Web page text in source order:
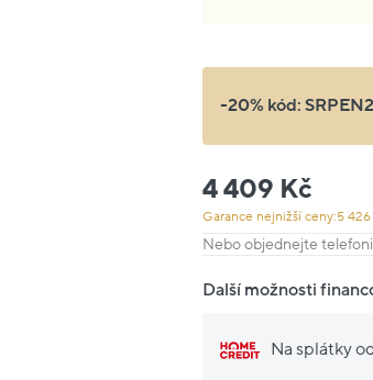
-20% kód:
4 409 Kč
Garance nejnižší ceny:5
Nebo objednejte
Další možnosti
Na splátky